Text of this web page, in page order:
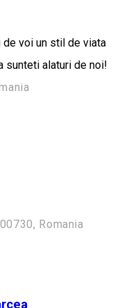
de voi un stil de viata
sunteti alaturi de noi!
Romania